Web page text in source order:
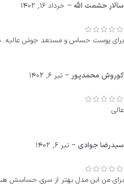
سالار حشمت الله – خرداد 16, 1402
برای پوست حساس و مستعد جوش عالیه.
کوروش محمدپور – تیر 6, 1402
عالی
سیدرضا جوادی – تیر 6, 1402
برای من این مدل بهتر از سری حساسش